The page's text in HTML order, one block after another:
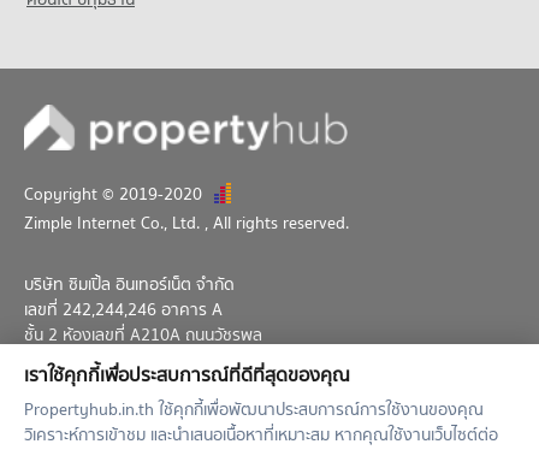
มีคอนโดขาย 13,616 ประกาศ
คอนโด โฮมโปร พลัส เพลินจิต
664 โครงการ
คอนโดให้เช่า โฮมโปร พลัส เพลินจิต
ขายคอนโด โฮมโปร พลัส เพลินจิต
มีคอนโดขาย 17,250 ประกาศ
Copyright © 2019-2020
Zimple Internet Co., Ltd. , All rights reserved.
บริษัท ซิมเปิ้ล อินเทอร์เน็ต จำกัด
เลขที่ 242,244,246 อาคาร A
ชั้น 2 ห้องเลขที่ A210A ถนนวัชรพล
แขวงท่าแร้ง เขตบางเขน กทม. 10230
02-026-3049
support@propertyhub.in.th
เราใช้คุกกี้เพื่อประสบการณ์ที่ดีที่สุดของคุณ
Propertyhub.in.th ใช้คุกกี้เพื่อพัฒนาประสบการณ์การใช้งานของคุณ
วิเคราะห์การเข้าชม และนำเสนอเนื้อหาที่เหมาะสม หากคุณใช้งานเว็บไซต์ต่อ